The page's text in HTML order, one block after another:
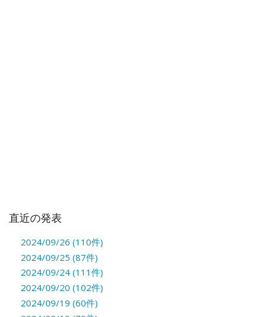
直近の発表
2024/09/26 (110件)
2024/09/25 (87件)
2024/09/24 (111件)
2024/09/20 (102件)
2024/09/19 (60件)